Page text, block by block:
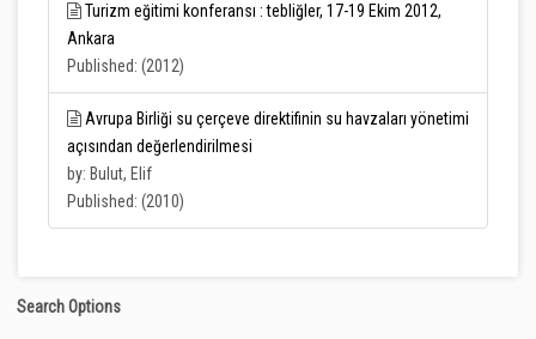
Turizm eğitimi konferansı : tebliğler, 17-19 Ekim 2012,
Ankara
Published: (2012)
Avrupa Birliği su çerçeve direktifinin su havzaları yönetimi
açısından değerlendirilmesi
by: Bulut, Elif
Published: (2010)
Search Options